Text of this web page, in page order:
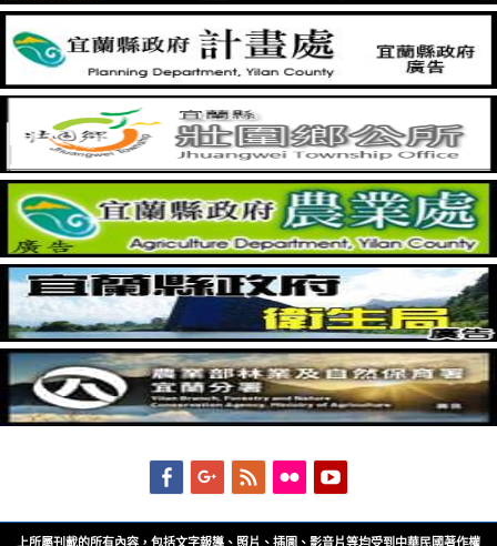
FacebookGoogleplus
Feed Flickr
上所屬刊載的所有內容，包括文字報導、照片、插圖、影音片等均受到中華民國著作權